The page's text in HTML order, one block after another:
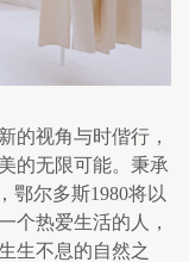
的视角与时偕行，
的无限可能。秉承
鄂尔多斯1980将以
个热爱生活的人，
生不息的自然之